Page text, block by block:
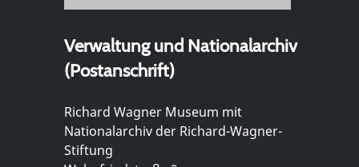
Verwaltung und Nationalarchiv
(Postanschrift)
Richard Wagner Museum mit
Nationalarchiv der Richard-Wagner-
Stiftung